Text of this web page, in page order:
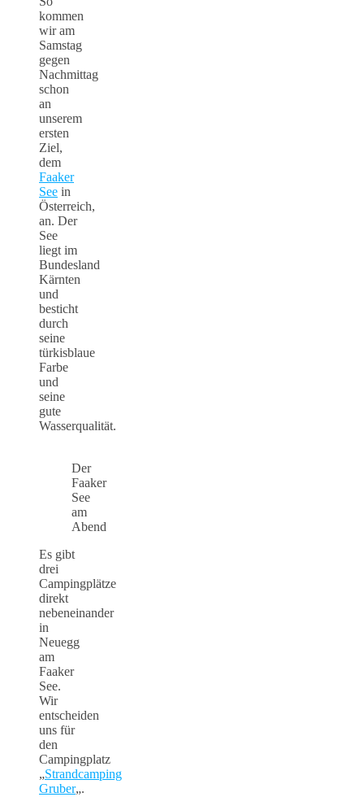
kommen
wir am
Samstag
gegen
Nachmittag
schon
an
unserem
ersten
Ziel,
dem
Faaker
See in
Österreich,
an. Der
See
liegt im
Bundesland
Kärnten
und
besticht
durch
seine
türkisblaue
Farbe
und
seine
gute
Wasserqualität.
Der
Faaker
See
am
Abend
Es gibt
drei
Campingplätze
direkt
nebeneinander
in
Neuegg
am
Faaker
See.
Wir
entscheiden
uns für
den
Campingplatz
„Strandcamping
Gruber„.